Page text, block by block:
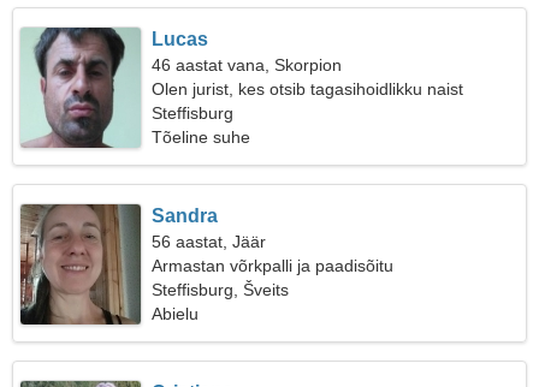
Lucas
46 aastat vana, Skorpion
Olen jurist, kes otsib tagasihoidlikku naist
Steffisburg
Tõeline suhe
Sandra
56 aastat, Jäär
Armastan võrkpalli ja paadisõitu
Steffisburg, Šveits
Abielu